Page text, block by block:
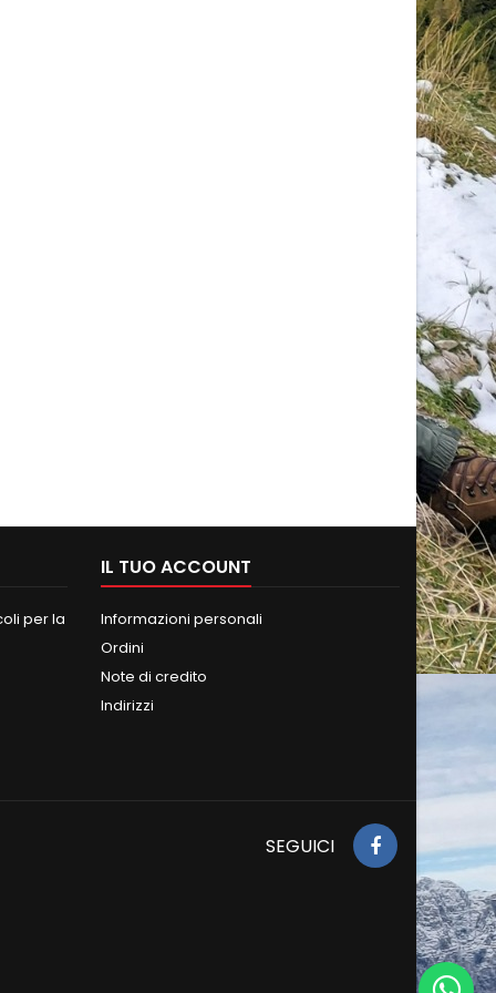
per la
IL TUO ACCOUNT
Informazioni personali
Ordini
Note di credito
Indirizzi
SEGUICI